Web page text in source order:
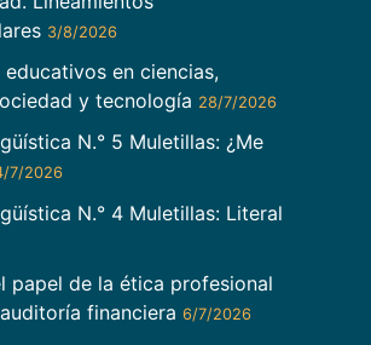
3/8/2026
en ciencias,
y tecnología 28/7/2026
N.° 5 Muletillas: ¿Me
7/2026
N.° 4 Muletillas: Literal
papel de la ética profesional
financiera 6/7/2026